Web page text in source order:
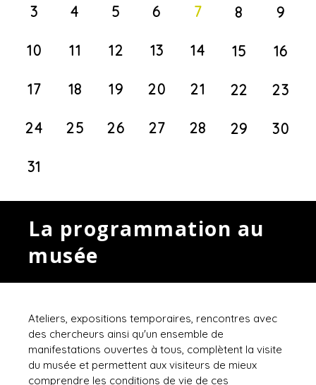
3 4 5 6 7 8 9
10 11 12 13 14 15 16
17 18 19 20 21 22 23
24 25 26 27 28 29 30
31
La programmation au
musée
Ateliers, expositions temporaires, rencontres avec
des chercheurs ainsi qu'un ensemble de
manifestations ouvertes à tous, complètent la visite
du musée et permettent aux visiteurs de mieux
comprendre les conditions de vie de ces